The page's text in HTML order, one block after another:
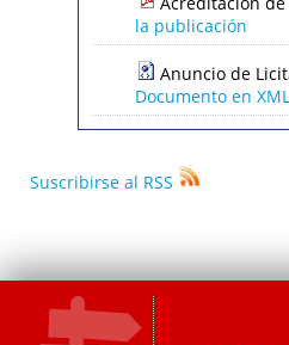
la publicación
Anuncio de
Documento en XML
Suscribirse al RSS